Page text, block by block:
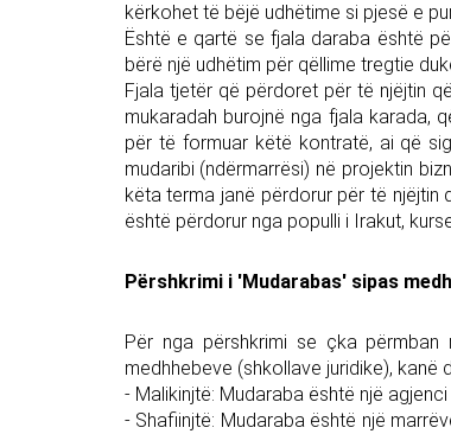
kërkohet të bëjë udhëtime si pjesë e
Është e qartë se fjala daraba është
bërë një udhëtim për qëllime tregtie
Fjala tjetër që përdoret për të njëjtin
mukaradah burojnë nga fjala karada,
për të formuar këtë kontratë, ai që
mudaribi (ndërmarrësi) në projektin
këta terma janë përdorur për të njëjtin
është përdorur nga populli i Irakut,
Përshkrimi i 'Mudarabas' sipas
Për nga përshkrimi se çka
medhhebeve (shkollave juridike),
- Malikinjtë: Mudaraba është një
- Shafiinjtë: Mudaraba është një